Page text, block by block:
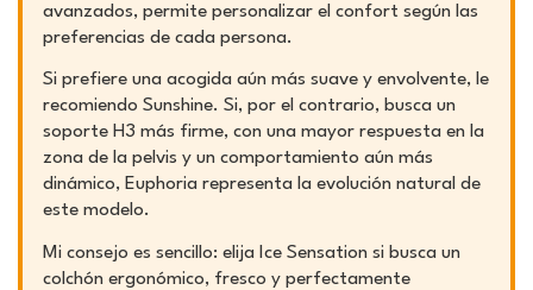
avanzados, permite personalizar el confort según las
preferencias de cada persona.
Si prefiere una acogida aún más suave y envolvente, le
recomiendo Sunshine. Si, por el contrario, busca un
soporte H3 más firme, con una mayor respuesta en la
zona de la pelvis y un comportamiento aún más
dinámico, Euphoria representa la evolución natural de
este modelo.
Mi consejo es sencillo: elija Ice Sensation si busca un
colchón ergonómico, fresco y perfectamente